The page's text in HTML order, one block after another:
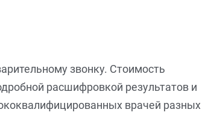
звонку. Стоимость
расшифровкой результатов и
врачей разных